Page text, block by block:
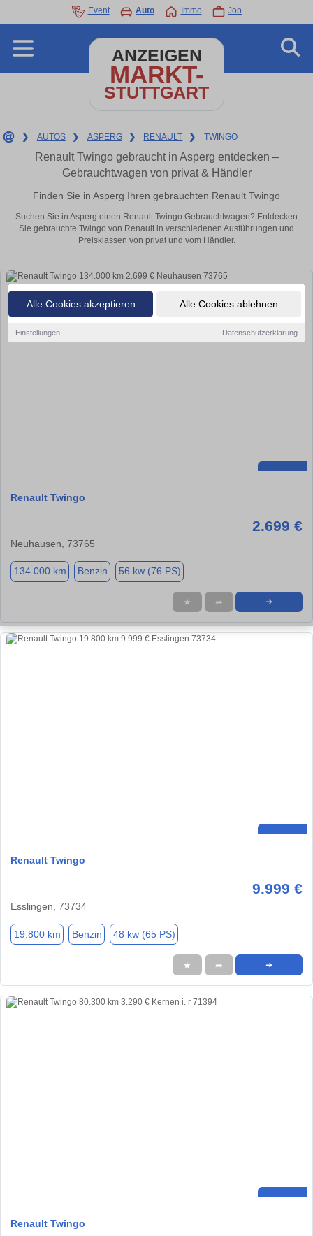
Alle Cookies akzeptieren Alle Cookies ablehnen
Einstellungen Datenschutzerklärung
Event Auto Immo Job
ANZEIGEN
MARKT-
STUTTGART
❯ AUTOS ❯ ASPERG ❯ RENAULT ❯ TWINGO
Renault Twingo gebraucht in Asperg entdecken –
Gebrauchtwagen von privat & Händler
Finden Sie in Asperg Ihren gebrauchten Renault Twingo
Suchen Sie in Asperg einen Renault Twingo Gebrauchtwagen? Entdecken
Sie gebrauchte Twingo von Renault in verschiedenen Ausführungen und
Preisklassen von privat und vom Händler.
Renault Twingo
2.699 €
Neuhausen, 73765
134.000 km Benzin 56 kw (76 PS)
★ ➦ ➜
Renault Twingo
9.999 €
Esslingen, 73734
19.800 km Benzin 48 kw (65 PS)
★ ➦ ➜
Renault Twingo